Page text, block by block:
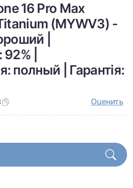
16 Pro Max
(MYWV3) -
|
|
полный | Гарантія:
Оценить